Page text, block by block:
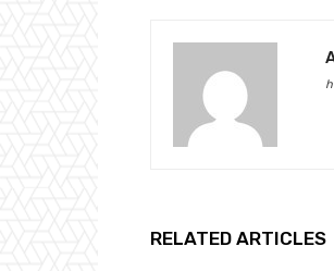
RELATED ARTICLES